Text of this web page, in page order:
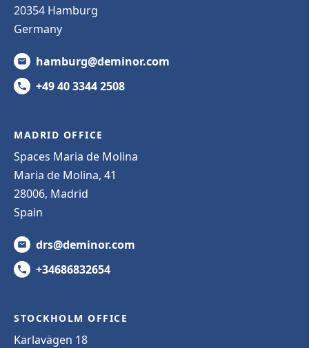
20354 Hamburg
Germany
hamburg@deminor.com
+49 40 3344 2508
MADRID OFFICE
Spaces Maria de Molina
Maria de Molina, 41
28006, Madrid
Spain
drs@deminor.com
+34686832654
STOCKHOLM OFFICE
Karlavägen 18